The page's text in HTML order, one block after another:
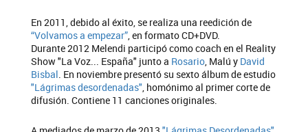
En 2011, debido al éxito, se realiza una reedición de
“Volvamos a empezar”, en formato CD+DVD.
Durante 2012 Melendi participó como coach en el Reality
Show "La Voz... España" junto a Rosario, Malú y David
Bisbal. En noviembre presentó su sexto álbum de estudio
"Lágrimas desordenadas", homónimo al primer corte de
difusión. Contiene 11 canciones originales.